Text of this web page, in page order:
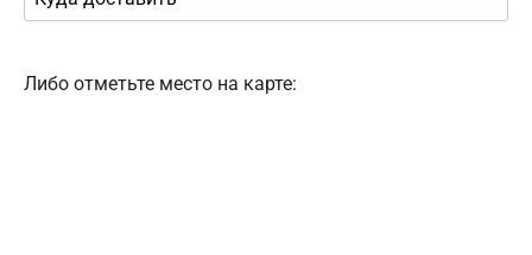
Либо отметьте место на карте: